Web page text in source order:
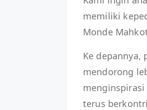
memiliki
Monde
Ke depannya,
mendorong
terus